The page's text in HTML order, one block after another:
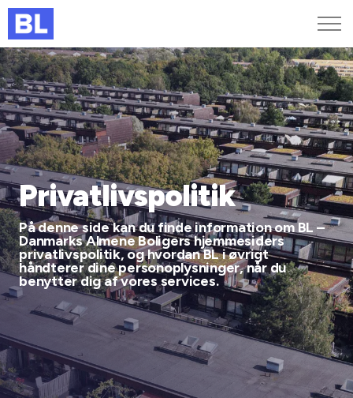
Genveje
Find medarbejder
Kurser og arrangementer
Jobportalen
MitBL
Privatlivspolitik
På denne side kan du finde information om BL –
Danmarks Almene Boligers hjemmesiders
privatlivspolitik, og hvordan BL i øvrigt
håndterer dine personoplysninger, når du
benytter dig af vores services.